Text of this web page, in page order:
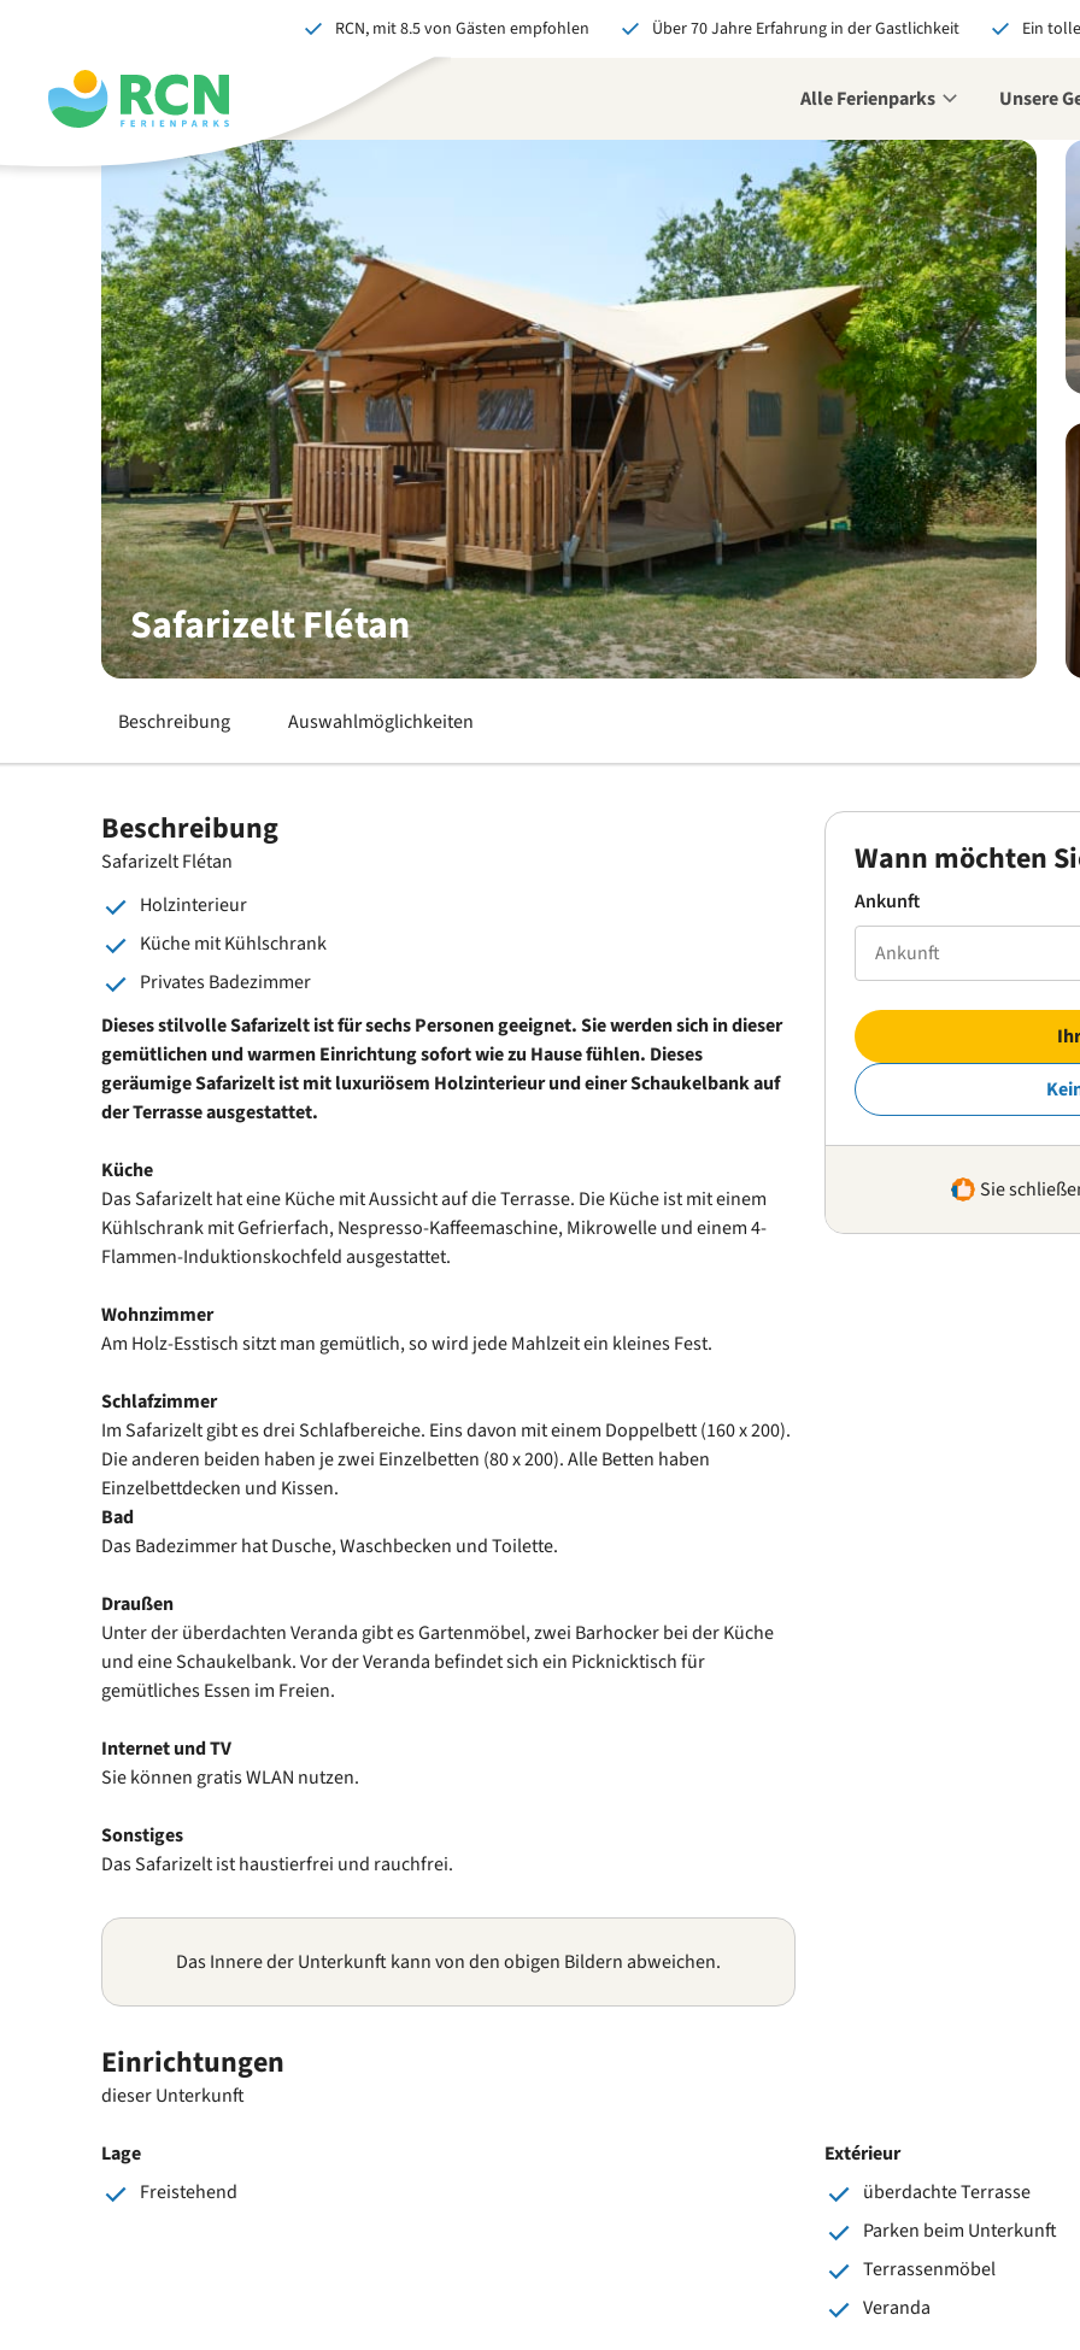
springen
springen
springen
springen
RCN, mit 8.5 von Gästen empfohlen Über 70 Jahre Erfahrung in der Gastlichkeit Ein
Alle Ferienparks Unsere
Safarizelt Flétan
Beschreibung Auswahlmöglichkeiten
Beschreibung
Safarizelt Flétan
Holzinterieur
Küche mit Kühlschrank
Privates Badezimmer
Dieses stilvolle Safarizelt ist für sechs Personen geeignet. Sie werden sich in dieser
gemütlichen und warmen Einrichtung sofort wie zu Hause fühlen. Dieses
geräumige Safarizelt ist mit luxuriösem Holzinterieur und einer Schaukelbank auf
der Terrasse ausgestattet.
Küche
Das Safarizelt hat eine Küche mit Aussicht auf die Terrasse. Die Küche ist mit einem
Kühlschrank mit Gefrierfach, Nespresso-Kaffeemaschine, Mikrowelle und einem 4-
Flammen-Induktionskochfeld ausgestattet.
Wohnzimmer
Am Holz-Esstisch sitzt man gemütlich, so wird jede Mahlzeit ein kleines Fest.
Schlafzimmer
Im Safarizelt gibt es drei Schlafbereiche. Eins davon mit einem Doppelbett (160 x 200).
Die anderen beiden haben je zwei Einzelbetten (80 x 200). Alle Betten haben
Einzelbettdecken und Kissen.
Bad
Das Badezimmer hat Dusche, Waschbecken und Toilette.
Draußen
Unter der überdachten Veranda gibt es Gartenmöbel, zwei Barhocker bei der Küche
und eine Schaukelbank. Vor der Veranda befindet sich ein Picknicktisch für
gemütliches Essen im Freien.
Internet und TV
Sie können gratis WLAN nutzen.
Sonstiges
Das Safarizelt ist haustierfrei und rauchfrei.
Das Innere der Unterkunft kann von den obigen Bildern abweichen.
Wann möchten
Ankunft
Sie
Einrichtungen
dieser Unterkunft
Lage
Freistehend
Extérieur
überdachte Terrasse
Parken beim Unterkunft
Terrassenmöbel
Veranda